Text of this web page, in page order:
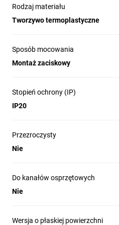
Rodzaj materiału
Tworzywo termoplastyczne
Sposób mocowania
Montaż zaciskowy
Stopień ochrony (IP)
IP20
Przezroczysty
Nie
Do kanałów osprzętowych
Nie
Wersja o płaskiej powierzchni